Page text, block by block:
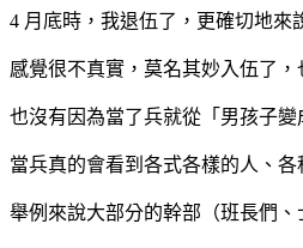
4 月底時，我退伍了，更確切地來
感覺很不真實，莫名其妙入伍了
也沒有因為當了兵就從「男孩子
當兵真的會看到各式各樣的人、
舉例來說大部分的幹部（班長們